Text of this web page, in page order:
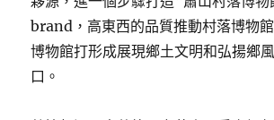
brand，高東西的品質推動村落博物
博物館打形成展現鄉土文明和弘揚鄉
口。